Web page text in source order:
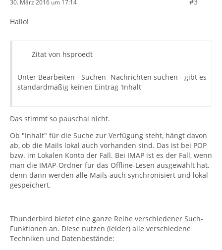
30. März 2016 um 17:14
Hallo!
Zitat von hsproedt
Unter Bearbeiten - Suchen -Nachrichten suchen - gibt es
standardmäßig keinen Eintrag 'Inhalt'
Das stimmt so pauschal nicht.
Ob "Inhalt" für die Suche zur Verfügung steht, hängt davon
ab, ob die Mails lokal auch vorhanden sind. Das ist bei POP
bzw. im Lokalen Konto der Fall. Bei IMAP ist es der Fall, wenn
man die IMAP-Ordner für das Offline-Lesen ausgewählt hat,
denn dann werden alle Mails auch synchronisiert und lokal
gespeichert.
Thunderbird bietet eine ganze Reihe verschiedener Such-
Funktionen an. Diese nutzen (leider) alle verschiedene
Techniken und Datenbestände: